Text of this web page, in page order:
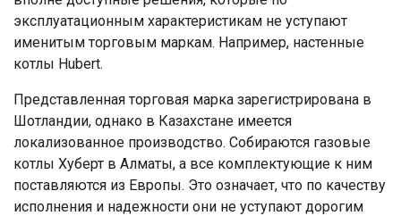
эксплуатационным характеристикам не уступают
именитым торговым маркам. Например, настенные
котлы Hubert.
Представленная торговая марка зарегистрирована в
Шотландии, однако в Казахстане имеется
локализованное производство. Собираются газовые
котлы Хуберт в Алматы, а все комплектующие к ним
поставляются из Европы. Это означает, что по качеству
исполнения и надежности они не уступают дорогим